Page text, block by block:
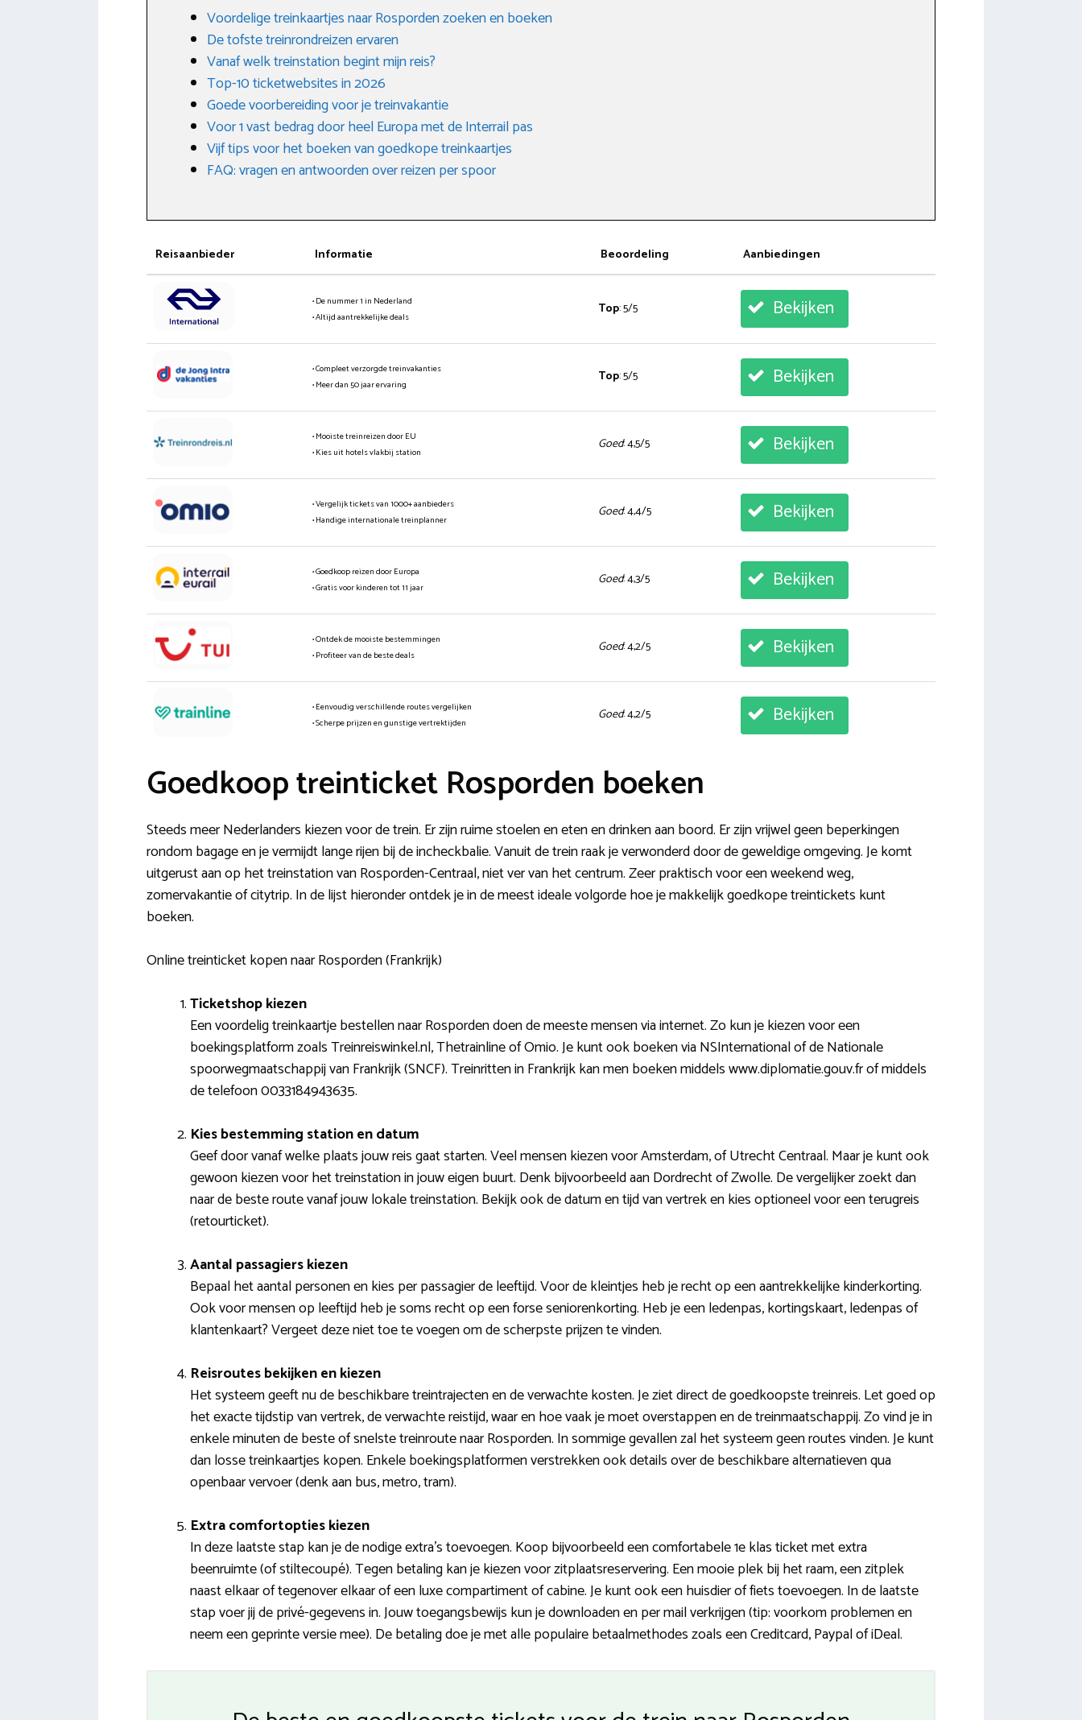
Voordelige treinkaartjes naar Rosporden zoeken en boeken
De tofste treinrondreizen ervaren
Vanaf welk treinstation begint mijn reis?
Top-10 ticketwebsites in 2026
Goede voorbereiding voor je treinvakantie
Voor 1 vast bedrag door heel Europa met de Interrail pas
Vijf tips voor het boeken van goedkope treinkaartjes
FAQ: vragen en antwoorden over reizen per spoor
Reisaanbieder Informatie Beoordeling Aanbiedingen
• De nummer 1 in Nederland
• Altijd aantrekkelijke deals
Top: 5/5 Bekijken
• Compleet verzorgde treinvakanties
• Meer dan 50 jaar ervaring
Top: 5/5 Bekijken
• Mooiste treinreizen door EU
• Kies uit hotels vlakbij station
Goed: 4,5/5 Bekijken
• Vergelijk tickets van 1000+ aanbieders
• Handige internationale treinplanner
Goed: 4,4/5 Bekijken
• Goedkoop reizen door Europa
• Gratis voor kinderen tot 11 jaar
Goed: 4,3/5 Bekijken
• Ontdek de mooiste bestemmingen
• Profiteer van de beste deals
Goed: 4,2/5 Bekijken
• Eenvoudig verschillende routes vergelijken
• Scherpe prijzen en gunstige vertrektijden
Goed: 4,2/5 Bekijken
Goedkoop treinticket Rosporden boeken
Steeds meer Nederlanders kiezen voor de trein. Er zijn ruime stoelen en eten en drinken aan boord. Er zijn vrijwel geen beperkingen
rondom bagage en je vermijdt lange rijen bij de incheckbalie. Vanuit de trein raak je verwonderd door de geweldige omgeving. Je komt
uitgerust aan op het treinstation van Rosporden-Centraal, niet ver van het centrum. Zeer praktisch voor een weekend weg,
zomervakantie of citytrip. In de lijst hieronder ontdek je in de meest ideale volgorde hoe je makkelijk goedkope treintickets kunt
boeken.
Online treinticket kopen naar Rosporden (Frankrijk)
Ticketshop kiezen
Een voordelig treinkaartje bestellen naar Rosporden doen de meeste mensen via internet. Zo kun je kiezen voor een
boekingsplatform zoals Treinreiswinkel.nl, Thetrainline of Omio. Je kunt ook boeken via NSInternational of de Nationale
spoorwegmaatschappij van Frankrijk (SNCF). Treinritten in Frankrijk kan men boeken middels www.diplomatie.gouv.fr of middels
de telefoon 0033184943635.
Kies bestemming station en datum
Geef door vanaf welke plaats jouw reis gaat starten. Veel mensen kiezen voor Amsterdam, of Utrecht Centraal. Maar je kunt ook
gewoon kiezen voor het treinstation in jouw eigen buurt. Denk bijvoorbeeld aan Dordrecht of Zwolle. De vergelijker zoekt dan
naar de beste route vanaf jouw lokale treinstation. Bekijk ook de datum en tijd van vertrek en kies optioneel voor een terugreis
(retourticket).
Aantal passagiers kiezen
Bepaal het aantal personen en kies per passagier de leeftijd. Voor de kleintjes heb je recht op een aantrekkelijke kinderkorting.
Ook voor mensen op leeftijd heb je soms recht op een forse seniorenkorting. Heb je een ledenpas, kortingskaart, ledenpas of
klantenkaart? Vergeet deze niet toe te voegen om de scherpste prijzen te vinden.
Reisroutes bekijken en kiezen
Het systeem geeft nu de beschikbare treintrajecten en de verwachte kosten. Je ziet direct de goedkoopste treinreis. Let goed op
het exacte tijdstip van vertrek, de verwachte reistijd, waar en hoe vaak je moet overstappen en de treinmaatschappij. Zo vind je in
enkele minuten de beste of snelste treinroute naar Rosporden. In sommige gevallen zal het systeem geen routes vinden. Je kunt
dan losse treinkaartjes kopen. Enkele boekingsplatformen verstrekken ook details over de beschikbare alternatieven qua
openbaar vervoer (denk aan bus, metro, tram).
Extra comfortopties kiezen
In deze laatste stap kan je de nodige extra’s toevoegen. Koop bijvoorbeeld een comfortabele 1e klas ticket met extra
beenruimte (of stiltecoupé). Tegen betaling kan je kiezen voor zitplaatsreservering. Een mooie plek bij het raam, een zitplek
naast elkaar of tegenover elkaar of een luxe compartiment of cabine. Je kunt ook een huisdier of fiets toevoegen. In de laatste
stap voer jij de privé-gegevens in. Jouw toegangsbewijs kun je downloaden en per mail verkrijgen (tip: voorkom problemen en
neem een geprinte versie mee). De betaling doe je met alle populaire betaalmethodes zoals een Creditcard, Paypal of iDeal.